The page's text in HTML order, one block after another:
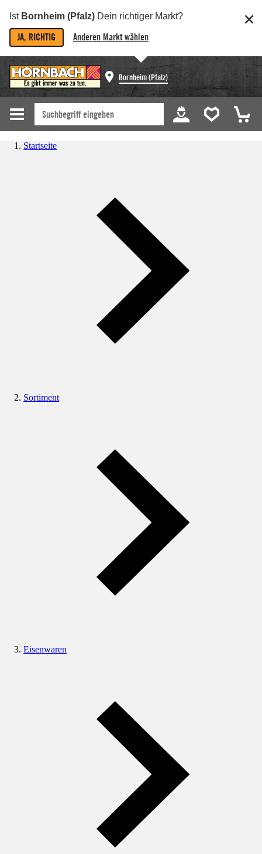
Ist Bornheim (Pfalz) Dein richtiger Markt?
JA, RICHTIG Anderen Markt wählen
Bornheim (Pfalz)
Startseite
Sortiment
Eisenwaren